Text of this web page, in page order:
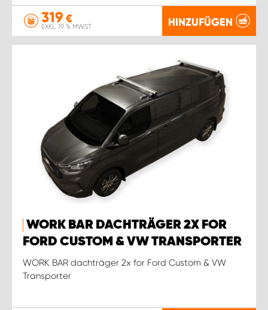
319 €
EXKL. 19 % MWST. HINZUFÜGEN
WORK BAR DACHTRÄGER 2X FOR
FORD CUSTOM & VW TRANSPORTER
WORK BAR dachträger 2x for Ford Custom & VW
Transporter